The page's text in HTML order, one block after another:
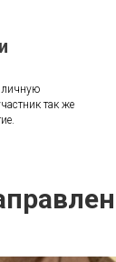
личную
так же